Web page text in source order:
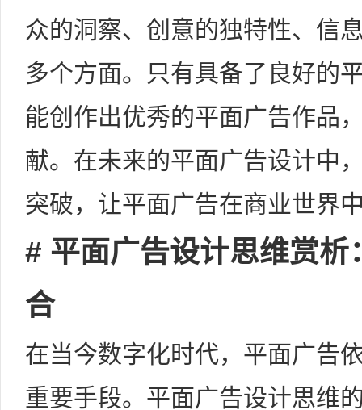
众的洞察、创意的独特性、信
多个方面。只有具备了良好的
能创作出优秀的平面广告作品
献。在未来的平面广告设计中
突破，让平面广告在商业世界
# 平面广告设计思维赏
合
在当今数字化时代，平面广告
重要手段。平面广告设计思维